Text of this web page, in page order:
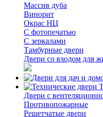
Массив дуба
Винорит
Окрас НЦ
С фотопечатью
С зеркалами
Тамбурные двери
Двери со входом для
Двери с
Противопожарные
Решетчатые двери